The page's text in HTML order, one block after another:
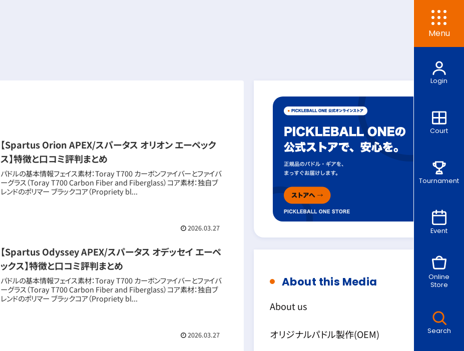
Menu
Login
Court
Tournament
Event
Online
Store
Search
【Spartus Orion APEX/スパータス オリオン エーペック
ス】特徴と口コミ評判まとめ
パドルの基本情報フェイス素材：Toray T700 カーボンファイバーとファイバ
ーグラス（Toray T700 Carbon Fiber and Fiberglass）コア素材：独自ブ
レンドのポリマー ブラックコア（Propriety bl...
2026.03.27
【Spartus Odyssey APEX/スパータス オデッセイ エーペ
ックス】特徴と口コミ評判まとめ
パドルの基本情報フェイス素材：Toray T700 カーボンファイバーとファイバ
ーグラス（Toray T700 Carbon Fiber and Fiberglass）コア素材：独自ブ
レンドのポリマー ブラックコア（Propriety bl...
2026.03.27
About this Media
About us
オリジナルパドル製作(OEM)